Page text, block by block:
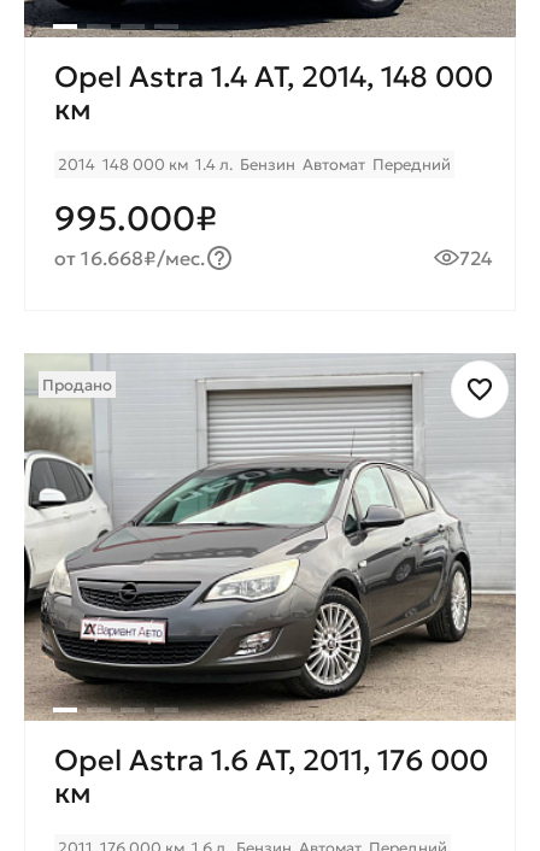
Opel Astra 1.4 AT, 2014, 148 000
км
2014 148 000 км 1.4 л. Бензин Автомат Передний
995.000₽
от 16.668₽/мес. 724
Продано
Opel Astra 1.6 AT, 2011, 176 000
км